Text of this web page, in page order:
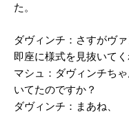
た。
ダヴィンチ：さすがヴ
即座に様式を見抜いて
マシュ：ダヴィンチち
いてたのですか？
ダヴィンチ：まあね、